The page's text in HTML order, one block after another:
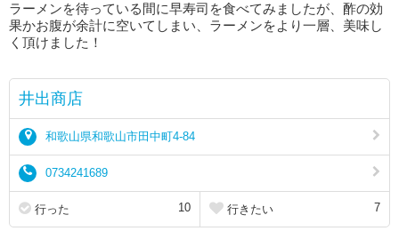
ラーメンを待っている間に早寿司を食べてみましたが、酢の効
果かお腹が余計に空いてしまい、ラーメンをより一層、美味し
く頂けました！
井出商店
和歌山県和歌山市田中町4-84
0734241689
行った 10 行きたい 7